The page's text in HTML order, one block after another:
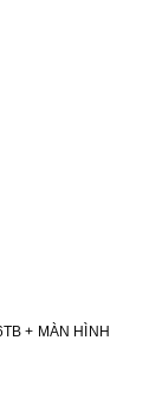
+ MÀN HÌNH